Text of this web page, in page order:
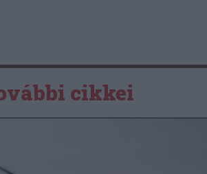
cikkei